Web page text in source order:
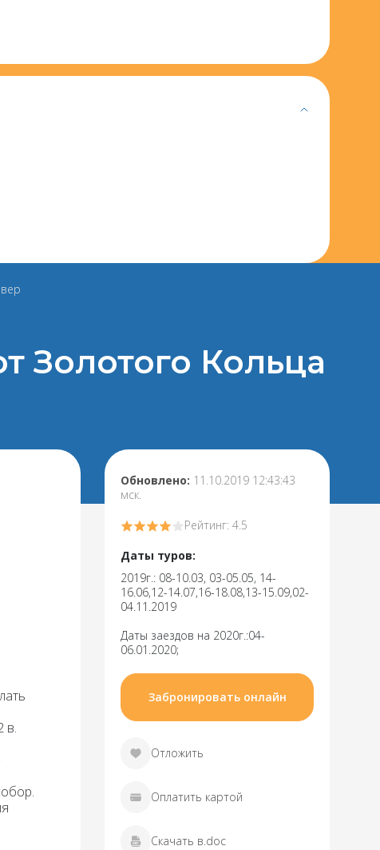
Золотого Кольца
в.
Обновлено: 11.10.2019 12:43:43
мск.
Рейтинг: 4.5
Даты туров:
2019г.: 08-10.03, 03-05.05, 14-
16.06,12-14.07,16-18.08,13-15.09,02-
04.11.2019
Даты заездов на 2020г.:04-
06.01.2020;
Забронировать онлайн
Отложить
Оплатить картой
Скачать в.doc